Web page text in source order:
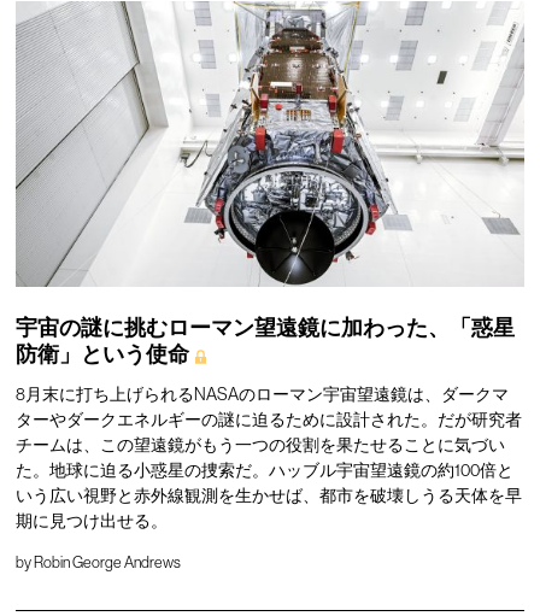
宇宙の謎に挑むローマン望遠鏡に加わった、「惑星
防衛」という使命
8月末に打ち上げられるNASAのローマン宇宙望遠鏡は、ダークマ
ターやダークエネルギーの謎に迫るために設計された。だが研究者
チームは、この望遠鏡がもう一つの役割を果たせることに気づい
た。地球に迫る小惑星の捜索だ。ハッブル宇宙望遠鏡の約100倍と
いう広い視野と赤外線観測を生かせば、都市を破壊しうる天体を早
期に見つけ出せる。
by Robin George Andrews